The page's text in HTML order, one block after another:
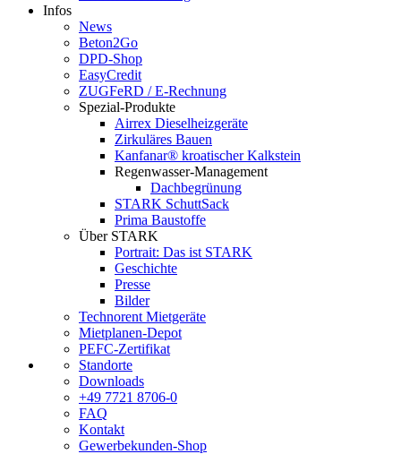
Infos
News
Beton2Go
DPD-Shop
EasyCredit
ZUGFeRD / E-Rechnung
Spezial-Produkte
Airrex Dieselheizgeräte
Zirkuläres Bauen
Kanfanar® kroatischer Kalkstein
Regenwasser-Management
Dachbegrünung
STARK SchuttSack
Prima Baustoffe
Über STARK
Portrait: Das ist STARK
Geschichte
Presse
Bilder
Technorent Mietgeräte
Mietplanen-Depot
PEFC-Zertifikat
Standorte
Downloads
+49 7721 8706-0
FAQ
Kontakt
Gewerbekunden-Shop